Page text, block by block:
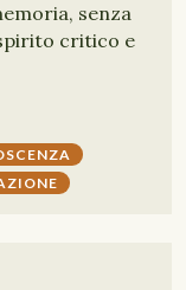
senza
critico e